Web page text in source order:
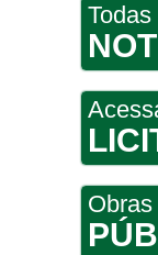
Todas
Obras